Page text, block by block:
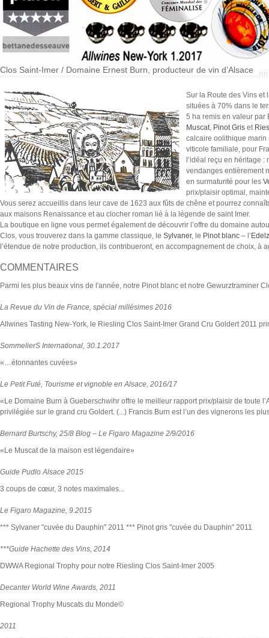
Clos Saint-Imer / Domaine Ernest Burn, producteur de vin d’Alsace
Sur la Route des Vins et
situées à 70% dans le
5 ha remis en valeur par
Muscat, Pinot Gris et
calcaire oolithique marin
viticole familiale, pour
l’idéal reçu en héritage
vendanges entièrement
en surmaturité pour les
prix/plaisir optimal,
Vous serez accueillis dans leur cave de 1623 aux fûts de chêne et pourrez
aux maisons Renaissance et au clocher roman lié à la légende de saint Imer.
La boutique en ligne vous permet également de découvrir l’offre du domaine
Clos, vous trouverez dans la gamme classique, le Sylvaner, le Pinot blanc – l’
l’étendue de notre production, ils contribueront, en accompagnement de choix,
COMMENTAIRES
Parmi les plus beaux vins de l'année, notre Pinot blanc et notre Gewurztraminer
La Revue du Vin de France, spécial millésimes 2016
Allwines Tasting New-York, le Riesling Clos Saint-Imer Grand Cru Goldert 2011
SommelierS International, 30.1.2017
«…étonnantes cuvées»
Le Petit Futé, Tourisme et vignoble en Alsace, 2016/17
«Le Domaine Burn à Gueberschwihr offre le meilleur rapport prix/plaisir de toute
privilégiée sur le grand cru Goldert. (...) Francis Burn est l’un des vignerons les
Bernard Burtschy, 25/8 Blog – Le Figaro Magazine 2/9/2016
«Le Muscat de la maison est légendaire»
Guide Pudlo Alsace 2015
3 coups de cœur, 3 notes maximales...
Le Figaro Magazine, 9.2015
*** Sylvaner "cuvée du Dauphin" 2011 *** Pinot gris "cuvée du Dauphin" 2011
***Guide Hachette des Vins, 2014
DWWA Regional Trophy pour notre Riesling Clos Saint-Imer 2005
Decanter World Wine Awards, 2011
Regional Trophy Muscats du Monde©
2011